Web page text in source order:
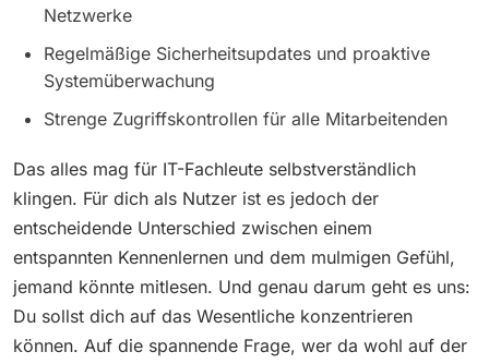
Netzwerke
Regelmäßige Sicherheitsupdates und proaktive
Systemüberwachung
Strenge Zugriffskontrollen für alle Mitarbeitenden
Das alles mag für IT-Fachleute selbstverständlich
klingen. Für dich als Nutzer ist es jedoch der
entscheidende Unterschied zwischen einem
entspannten Kennenlernen und dem mulmigen Gefühl,
jemand könnte mitlesen. Und genau darum geht es uns:
Du sollst dich auf das Wesentliche konzentrieren
können. Auf die spannende Frage, wer da wohl auf der